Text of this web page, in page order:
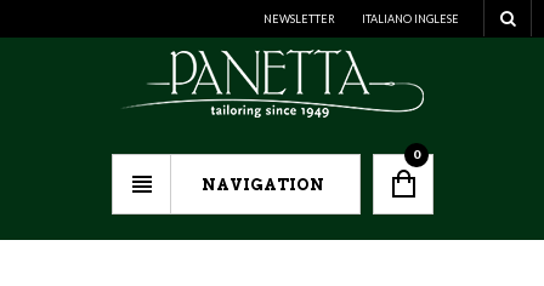
NEWSLETTER ITALIANO INGLESE
NAVIGATION
0